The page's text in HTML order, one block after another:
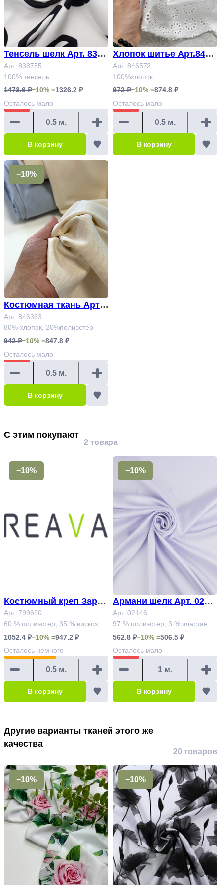
Тенсель шелк Арт. 8387
55
Арт. 838755
100% тенсель
1473.6 ₽−10% =1326.2 ₽
Осталось мало
В корзину
Хлопок шитье Арт.8465
72
Арт. 846572
100%хлопок
972 ₽−10% =874.8 ₽
Осталось мало
В корзину
−10%
Костюмная ткань Арт.
846363#
Арт. 846363
80% хлопок, 20%полиэстер
942 ₽−10% =847.8 ₽
Осталось мало
В корзину
С этим покупают
2 товара
−10%
Костюмный креп Зара
Арт. 799690
Арт. 799690
60 % полиэстер, 35 % вискоза,
5 % эластан
1052.4 ₽−10% =947.2 ₽
Осталось немного
В корзину
−10%
Армани шелк Арт. 0214
6
Арт. 02146
97 % полиэстер, 3 % эластан
562.8 ₽−10% =506.5 ₽
Осталось мало
В корзину
Другие варианты тканей этого же
качества
20 товаров
−10% −10%